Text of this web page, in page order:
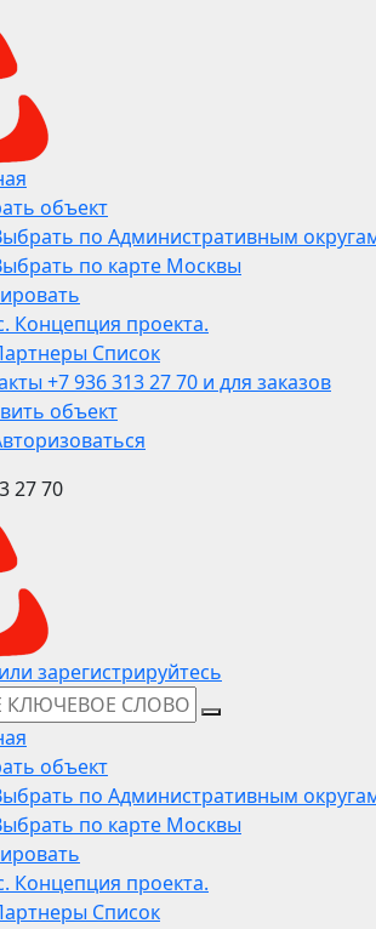
объект
по Административным
по карте Москвы
Концепция проекта.
Список
+7 936 313 27 70 и для заказов
объект
27 70
зарегистрируйтесь
объект
по Административным
по карте Москвы
Концепция проекта.
Список